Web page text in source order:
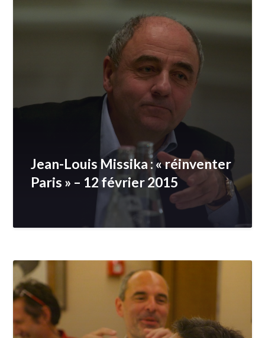
Jean-Louis Missika : « réinventer
Paris » – 12 février 2015